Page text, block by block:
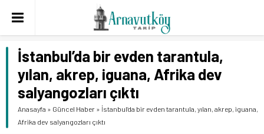
İstanbul’da bir evden tarantula,
yılan, akrep, iguana, Afrika dev
salyangozları çıktı
Anasayfa » Güncel Haber » İstanbul’da bir evden tarantula, yılan, akrep, iguana,
Afrika dev salyangozları çıktı